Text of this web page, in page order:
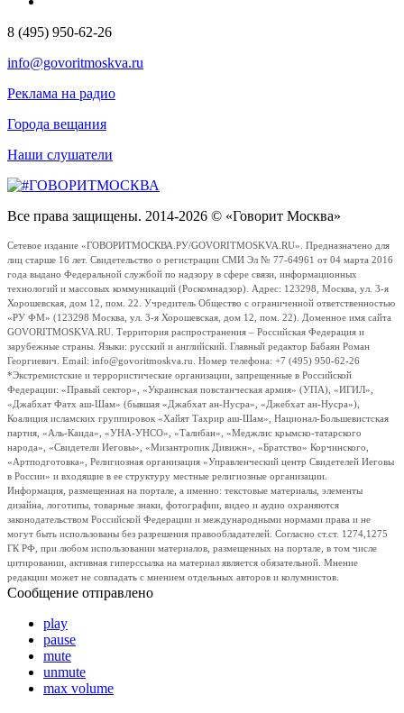
8 (495) 950-62-26
info@govoritmoskva.ru
Реклама на радио
Города вещания
Наши слушатели
Все права защищены. 2014-2026 © «Говорит Москва»
Сетевое издание «ГОВОРИТМОСКВА.РУ/GOVORITMOSKVA.RU». Предназначено для
лиц старше 16 лет. Свидетельство о регистрации СМИ Эл № 77-64961 от 04 марта 2016
года выдано Федеральной службой по надзору в сфере связи, информационных
технологий и массовых коммуникаций (Роскомнадзор). Адрес: 123298, Москва, ул. 3-я
Хорошевская, дом 12, пом. 22. Учредитель Общество с ограниченной ответственностью
«РУ ФМ» (123298 Москва, ул. 3-я Хорошевская, дом 12, пом. 22). Доменное имя сайта
GOVORITMOSKVA.RU. Территория распространения – Российская Федерация и
зарубежные страны. Языки: русский и английский. Главный редактор Бабаян Роман
Георгиевич. Email: info@govoritmoskva.ru. Номер телефона: +7 (495) 950-62-26
*Экстремистские и террористические организации, запрещенные в Российской
Федерации: «Правый сектор», «Украинская повстанческая армия» (УПА), «ИГИЛ»,
«Джабхат Фатх аш-Шам» (бывшая «Джабхат ан-Нусра», «Джебхат ан-Нусра»),
Коалиция исламских группировок «Хайят Тахрир аш-Шам», Национал-Большевистская
партия, «Аль-Каида», «УНА-УНСО», «Талибан», «Меджлис крымско-татарского
народа», «Свидетели Иеговы», «Мизантропик Дивижн», «Братство» Корчинского,
«Артподготовка», Религиозная организация «Управленческий центр Свидетелей Иеговы
в России» и входящие в ее структуру местные религиозные организации.
Информация, размещенная на портале, а именно: текстовые материалы, элементы
дизайна, логотипы, товарные знаки, фотографии, видео и аудио охраняются
законодательством Российской Федерации и международными нормами права и не
могут быть использованы без разрешения правообладателей. Согласно ст.ст. 1274,1275
ГК РФ, при любом использовании материалов, размещенных на портале, в том числе
цитировании, активная гиперссылка на материал является обязательной. Мнение
редакции может не совпадать с мнением отдельных авторов и колумнистов.
Сообщение отправлено
play
pause
mute
unmute
max volume